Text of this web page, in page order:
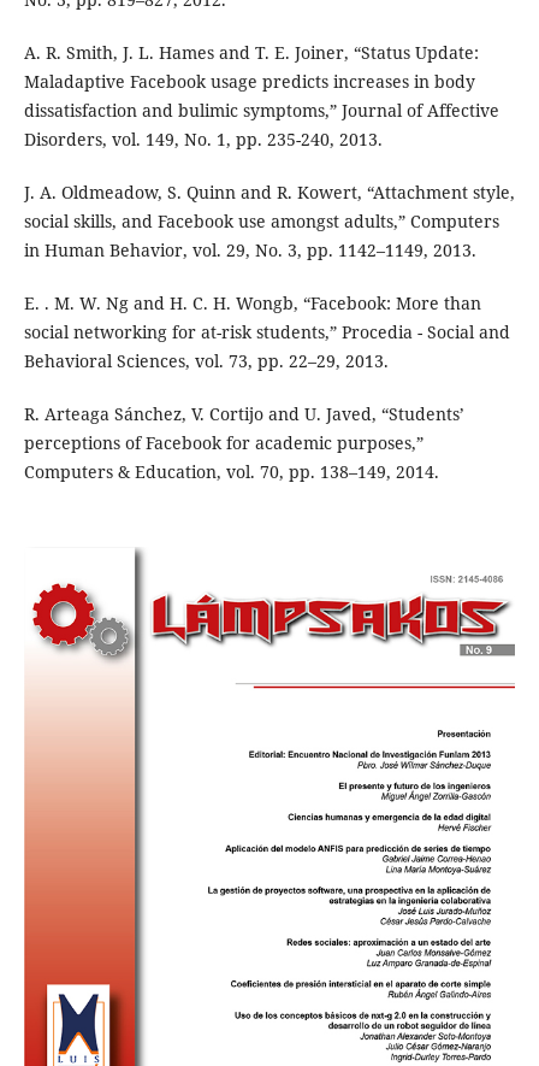
A. R. Smith, J. L. Hames and T. E. Joiner, “Status Update:
Maladaptive Facebook usage predicts increases in body
dissatisfaction and bulimic symptoms,” Journal of Affective
Disorders, vol. 149, No. 1, pp. 235-240, 2013.
J. A. Oldmeadow, S. Quinn and R. Kowert, “Attachment style,
social skills, and Facebook use amongst adults,” Computers
in Human Behavior, vol. 29, No. 3, pp. 1142–1149, 2013.
E. . M. W. Ng and H. C. H. Wongb, “Facebook: More than
social networking for at-risk students,” Procedia - Social and
Behavioral Sciences, vol. 73, pp. 22–29, 2013.
R. Arteaga Sánchez, V. Cortijo and U. Javed, “Students’
perceptions of Facebook for academic purposes,”
Computers & Education, vol. 70, pp. 138–149, 2014.